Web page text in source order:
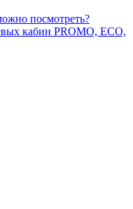
посмотреть?
кабин PROMO, ECO,